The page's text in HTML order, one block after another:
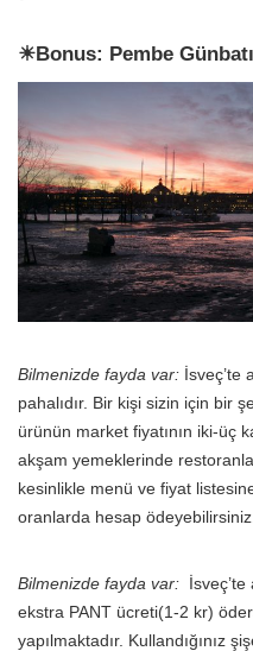
☀Bonus: Pembe
Bilmenizde fayda var: İsveç’te
pahalıdır. Bir kişi sizin için bir
ürünün market fiyatının iki-üç
akşam yemeklerinde
kesinlikle menü ve fiyat
oranlarda hesap ödeyebilirsiniz.
Bilmenizde fayda var: İsveç’te
ekstra PANT ücreti(1-2 kr)
yapılmaktadır. Kullandığınız